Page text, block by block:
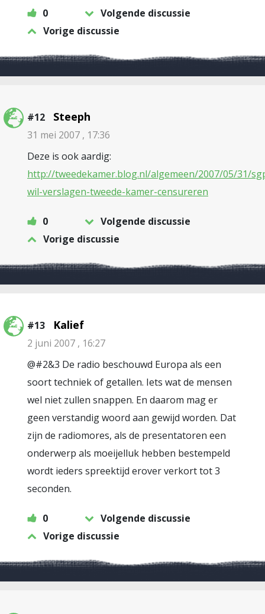
0
Volgende discussie
Vorige discussie
#12 Steeph
31 mei 2007 , 17:36
Deze is ook aardig:
http://tweedekamer.blog.nl/algemeen/2007/05/31/
wil-verslagen-tweede-kamer-censureren
0
Volgende discussie
Vorige discussie
#13 Kalief
2 juni 2007 , 16:27
@#2&3 De radio beschouwd Europa als een
soort techniek of getallen. Iets wat de mensen
wel niet zullen snappen. En daarom mag er
geen verstandig woord aan gewijd worden. Dat
zijn de radiomores, als de presentatoren een
onderwerp als moeijelluk hebben bestempeld
wordt ieders spreektijd erover verkort tot 3
seconden.
0
Volgende discussie
Vorige discussie